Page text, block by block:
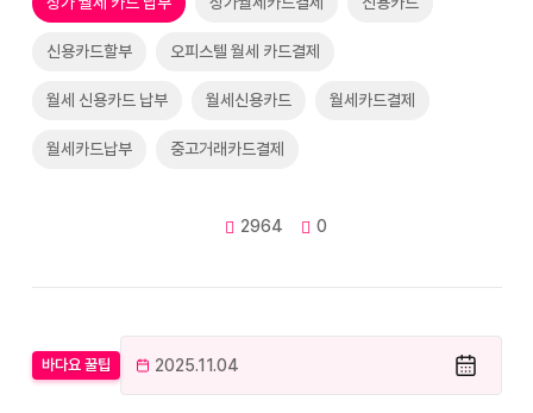
신용카드할부 오피스텔 월세 카드결제
월세 신용카드 납부 월세신용카드 월세카드결제
월세카드납부 중고거래카드결제
2964 0
바다요 꿀팁 2025.11.04